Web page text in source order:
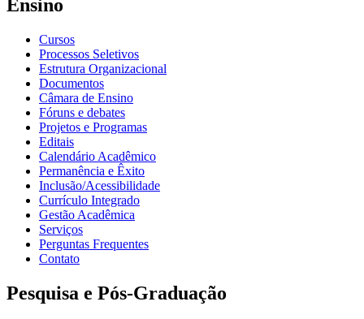
Ensino
Cursos
Processos Seletivos
Estrutura Organizacional
Documentos
Câmara de Ensino
Fóruns e debates
Projetos e Programas
Editais
Calendário Acadêmico
Permanência e Êxito
Inclusão/Acessibilidade
Currículo Integrado
Gestão Acadêmica
Serviços
Perguntas Frequentes
Contato
Pesquisa e Pós-Graduação